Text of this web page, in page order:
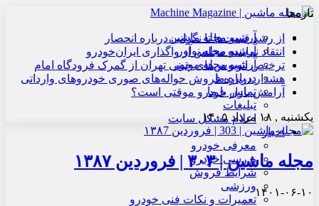
آرشیو مجله ماشین
آرشیو مجله نوآور
آرشیو مجله موتور
درباره ما
تماس با ما
تبلیغات
اعلام مشکل سایت
اخبار
معرفی خودرو
بررسی خودرو
شرایط فروش
ورزشی
تعمیرات و نکات فنی خودرو
تازه‌ها
از رشد قیمت‌ها تا نگرانی درباره انحصار
انتقاد نماینده مجلس از واگذاری ایران‌خودرو
ترخیص اتوبوس‌های چینی تهران از گمرک فرودگاه امام
هشدار درباره فروش حواله‌های صوری خودروهای وارداتی
آرامش بازار خودرو موقتی است؟
یکشنبه , ۱۸ مرداد ۱۴۰۵
مجله ماشین | ۳۰۳ | فروردین ۱۳۸۷
۱۴۰۱-۰۶-۱۰